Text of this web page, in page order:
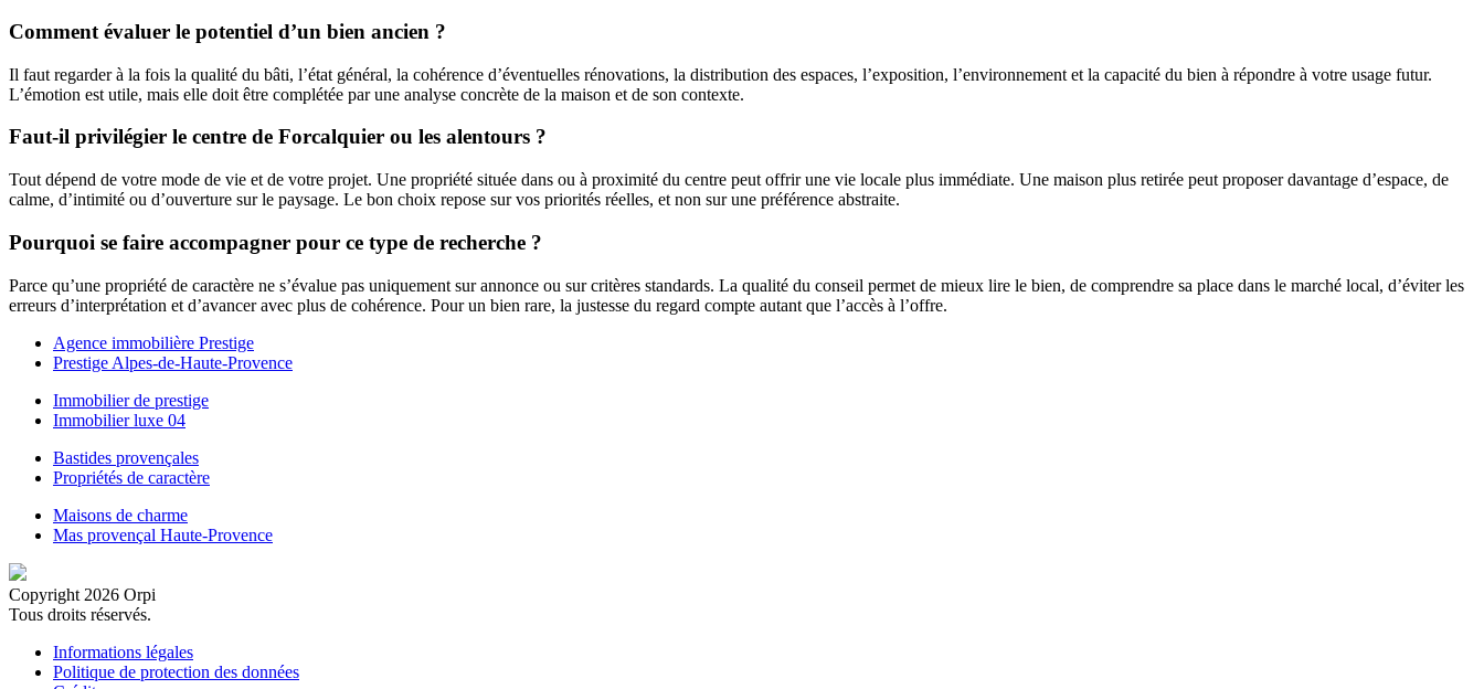
Comment évaluer le potentiel d’un bien ancien ?
Il faut regarder à la fois la qualité du bâti, l’état général, la cohérence d’éventuelles rénovations, la distribution des espaces, l’exposition, l’environnement et la capacité du bien à répondre à votre usage futur.
L’émotion est utile, mais elle doit être complétée par une analyse concrète de la maison et de son contexte.
Faut-il privilégier le centre de Forcalquier ou les alentours ?
Tout dépend de votre mode de vie et de votre projet. Une propriété située dans ou à proximité du centre peut offrir une vie locale plus immédiate. Une maison plus retirée peut proposer davantage d’espace, de
calme, d’intimité ou d’ouverture sur le paysage. Le bon choix repose sur vos priorités réelles, et non sur une préférence abstraite.
Pourquoi se faire accompagner pour ce type de recherche ?
Parce qu’une propriété de caractère ne s’évalue pas uniquement sur annonce ou sur critères standards. La qualité du conseil permet de mieux lire le bien, de comprendre sa place dans le marché local, d’éviter les
erreurs d’interprétation et d’avancer avec plus de cohérence. Pour un bien rare, la justesse du regard compte autant que l’accès à l’offre.
Top
footer
Agence immobilière Prestige
Prestige Alpes-de-Haute-Provence
Top
footer
Immobilier de prestige
Immobilier luxe 04
Top
footer
Bastides provençales
Propriétés de caractère
Top
footer
4
Maisons de charme
Mas provençal Haute-Provence
Copyright 2026 Orpi
Tous droits réservés.
PiedInformations légales
Politique de protection des données